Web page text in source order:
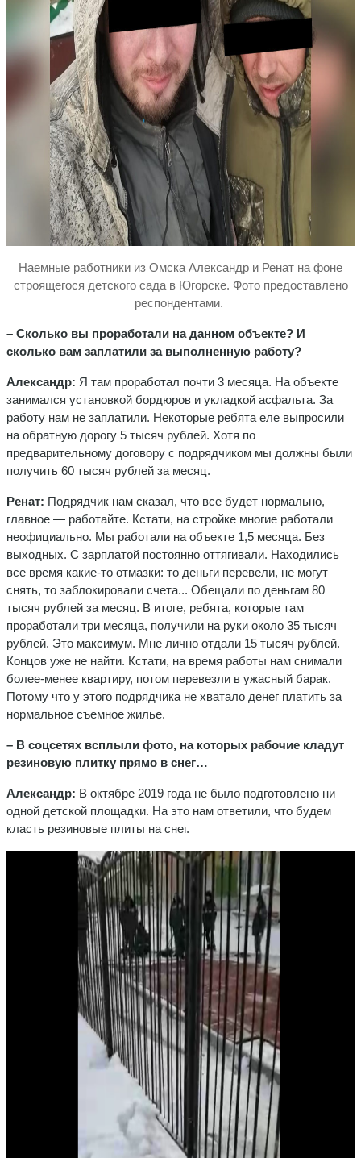
Наемные работники из Омска Александр и Ренат на фоне
строящегося детского сада в Югорске. Фото предоставлено
респондентами.
– Сколько вы проработали на данном объекте? И
сколько вам заплатили за выполненную работу?
Александр: Я там проработал почти 3 месяца. На объекте
занимался установкой бордюров и укладкой асфальта. За
работу нам не заплатили. Некоторые ребята еле выпросили
на обратную дорогу 5 тысяч рублей. Хотя по
предварительному договору с подрядчиком мы должны были
получить 60 тысяч рублей за месяц.
Ренат: Подрядчик нам сказал, что все будет нормально,
главное — работайте. Кстати, на стройке многие работали
неофициально. Мы работали на объекте 1,5 месяца. Без
выходных. С зарплатой постоянно оттягивали. Находились
все время какие-то отмазки: то деньги перевели, не могут
снять, то заблокировали счета... Обещали по деньгам 80
тысяч рублей за месяц. В итоге, ребята, которые там
проработали три месяца, получили на руки около 35 тысяч
рублей. Это максимум. Мне лично отдали 15 тысяч рублей.
Концов уже не найти. Кстати, на время работы нам снимали
более-менее квартиру, потом перевезли в ужасный барак.
Потому что у этого подрядчика не хватало денег платить за
нормальное съемное жилье.
– В соцсетях всплыли фото, на которых рабочие кладут
резиновую плитку прямо в снег…
Александр: В октябре 2019 года не было подготовлено ни
одной детской площадки. На это нам ответили, что будем
класть резиновые плиты на снег.